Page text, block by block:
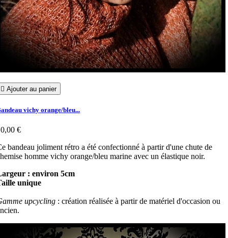
 Ajouter au panier
vichy orange/bleu...
€
bandeau joliment rétro a été confectionné à partir d'une chute de
homme vichy orange/bleu marine avec un élastique noir.
: environ 5cm
unique
upcycling : création réalisée à partir de matériel d'occasion ou